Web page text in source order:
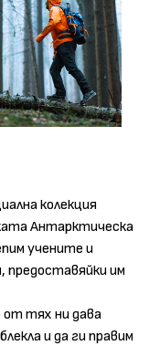
колекция
Антарктическа
учените и
предоставяйки им
от тях ни дава
и да ги правим